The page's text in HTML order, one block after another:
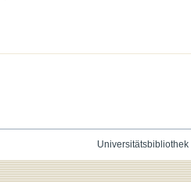
Universitätsbibliothek|